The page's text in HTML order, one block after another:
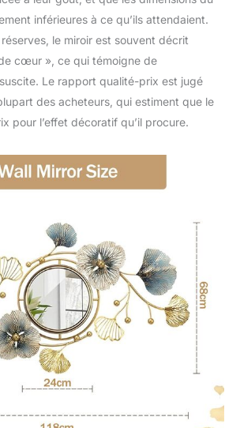
inférieures à ce qu’ils attendaient.
le miroir est souvent décrit
cœur », ce qui témoigne de
suscite. Le rapport qualité-prix est jugé
des acheteurs, qui estiment que le
pour l’effet décoratif qu’il procure.